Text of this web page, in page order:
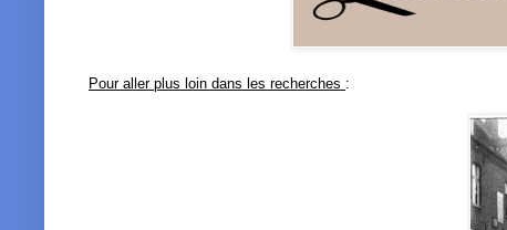
Pour aller plus loin dans les recherches :